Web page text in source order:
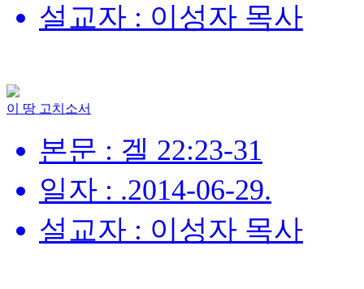
설교자 : 이성자 목사
이 땅 고치소서
본문 : 겔 22:23-31
일자 : .2014-06-29.
설교자 : 이성자 목사